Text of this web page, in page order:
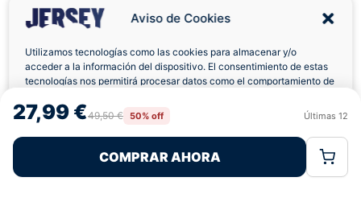
Aviso de Cookies
Utilizamos tecnologías como las cookies para almacenar y/o
acceder a la información del dispositivo. El consentimiento de estas
tecnologías nos permitirá procesar datos como el comportamiento de
retirar el consentimiento, puede afectar negativamente a ciertas
características y funciones.
Rechazar
Política de CookiesPolítica de Privacidad
27,99 €49,50 € 50% off Últimas 12
COMPRAR AHORA
Pagos 100% Seguros Ofertas Sin Límites
★★★★★verificadas